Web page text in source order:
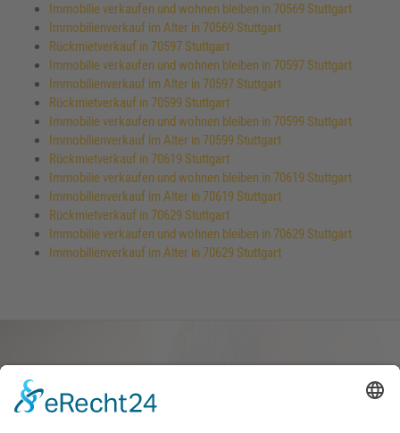
Immobilie verkaufen und wohnen bleiben in 70569 Stuttgart
Immobilienverkauf im Alter in 70569 Stuttgart
Rückmietverkauf in 70597 Stuttgart
Immobilie verkaufen und wohnen bleiben in 70597 Stuttgart
Immobilienverkauf im Alter in 70597 Stuttgart
Rückmietverkauf in 70599 Stuttgart
Immobilie verkaufen und wohnen bleiben in 70599 Stuttgart
Immobilienverkauf im Alter in 70599 Stuttgart
Rückmietverkauf in 70619 Stuttgart
Immobilie verkaufen und wohnen bleiben in 70619 Stuttgart
Immobilienverkauf im Alter in 70619 Stuttgart
Rückmietverkauf in 70629 Stuttgart
Immobilie verkaufen und wohnen bleiben in 70629 Stuttgart
Immobilienverkauf im Alter in 70629 Stuttgart
verkaufen und darin